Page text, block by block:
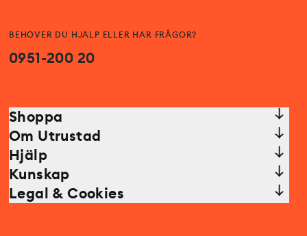
BEHÖVER DU HJÄLP ELLER HAR FRÅGOR?
0951-200 20
Shoppa
Om Utrustad
Hjälp
Kunskap
Legal & Cookies